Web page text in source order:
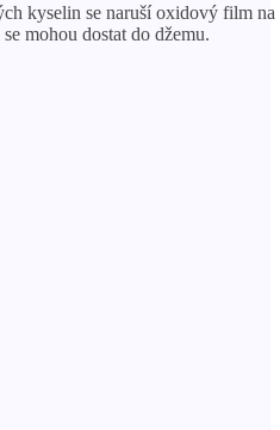
kyselin se naruší oxidový film na
mohou dostat do džemu.